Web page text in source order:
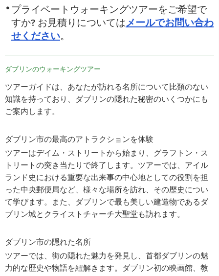
プライベートウォーキングツアーをご希望で
すか? お見積りについてはメールでお問い合わ
せください。
ダブリンのウォーキングツアー
ツアーガイドは、あなたが訪れる名所について比類のない
知識を持っており、ダブリンの隠れた秘密のいくつかにも
ご案内します。
ダブリン市の最高のアトラクションを体験
ツアーはデイム・ストリートから始まり、グラフトン・ス
トリートの突き当たりで終了します。ツアーでは、アイル
ランド史における重要な出来事の中心地としての役割を担
った中央郵便局など、様々な場所を訪れ、その歴史につい
て学びます。また、ダブリンで最も美しい建造物であるダ
ブリン城とクライストチャーチ大聖堂も訪れます。
ダブリン市の隠れた名所
ツアーでは、街の隠れた魅力を発見し、首都ダブリンの魅
力的な歴史や物語を紐解きます。ダブリン初の映画館、教